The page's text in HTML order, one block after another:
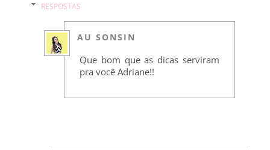
RESPOSTAS
AU SONSIN
Que bom que as dicas serviram
pra você Adriane!!